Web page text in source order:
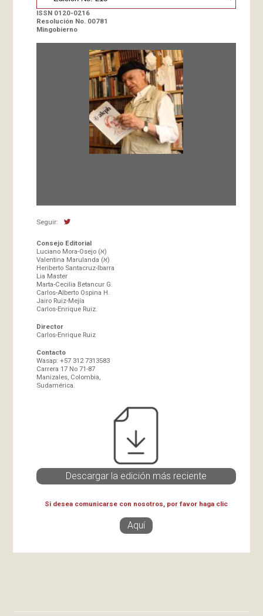
ISSN 0120-0216
Resolución No. 00781
Mingobierno
Seguir:
Consejo Editorial
Luciano Mora-Osejo (א)
Valentina Marulanda (א)
Heriberto Santacruz-Ibarra
Lia Master
Marta-Cecilia Betancur G.
Carlos-Alberto Ospina H.
Jairo Ruiz-Mejía
Carlos-Enrique Ruiz.
Director
Carlos-Enrique Ruiz
Contacto
Wasap: +57 312 7313583
Carrera 17 No 71-87
Manizales, Colombia,
Sudamérica.
Descargar la edición más reciente
Si desea comunicarse con nosotros, por favor haga clic
Aquí